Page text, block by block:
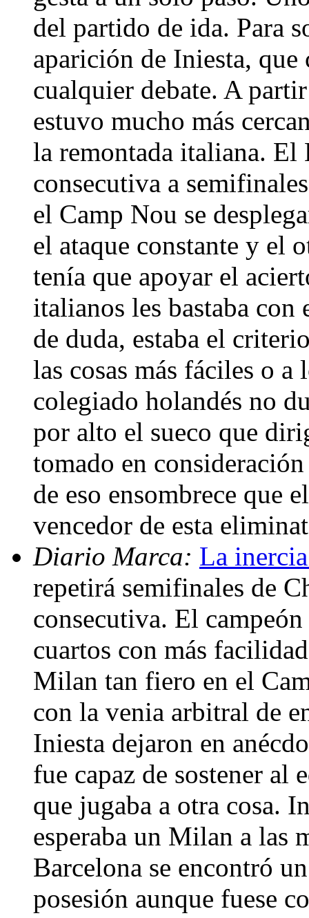
del partido de ida. Para
aparición de Iniesta,
cualquier debate. A
estuvo mucho más
la remontada italiana. El
consecutiva a
el Camp Nou se
el ataque constante y el
tenía que apoyar el
italianos les bastaba con
de duda, estaba el
las cosas más fáciles o
colegiado holandés no
por alto el sueco que
tomado en
de eso ensombrece que
vencedor de esta
Diario Marca: La
repetirá semifinales de
consecutiva. El
cuartos con más
Milan tan fiero en el
con la venia arbitral de
Iniesta dejaron en
fue capaz de sostener al
que jugaba a otra cosa.
esperaba un Milan a las
Barcelona se encontró
posesión aunque fuese